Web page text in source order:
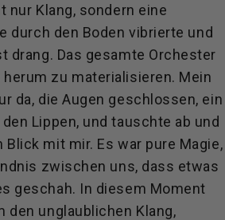
nur Klang, sondern eine
durch den Boden vibrierte und
drang. Das gesamte Orchester
zu materialisieren. Mein
da, die Augen geschlossen, ein
Lippen, und tauschte ab und
mit mir. Es war pure Magie,
zwischen uns, dass etwas
geschah. In diesem Moment
den unglaublichen Klang,